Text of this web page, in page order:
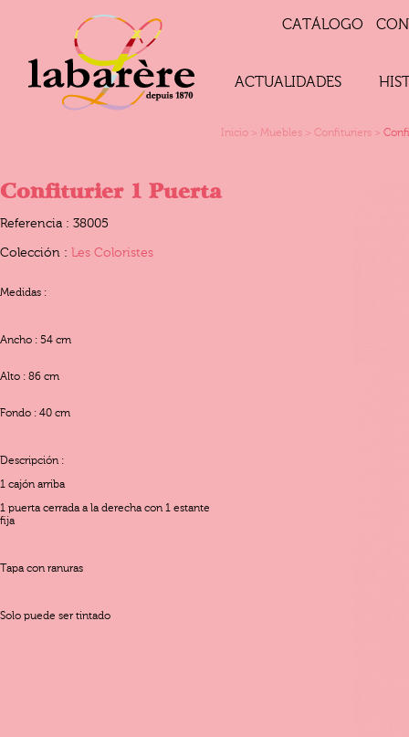
CATÁLOGO
ACTUALIDADES
Inicio > Muebles > Confituriers >
Confiturier 1 Puerta
Referencia : 38005
Colección : Les Coloristes
Medidas :
Ancho : 54 cm
Alto : 86 cm
Fondo : 40 cm
Descripción :
1 cajón arriba
1 puerta cerrada a la derecha con 1 estante
fija
Tapa con ranuras
Solo puede ser tintado